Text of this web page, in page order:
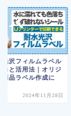
光沢フィルムラベル
力と活用法｜オリジ
商品ラベル作成に
2024年11月28日